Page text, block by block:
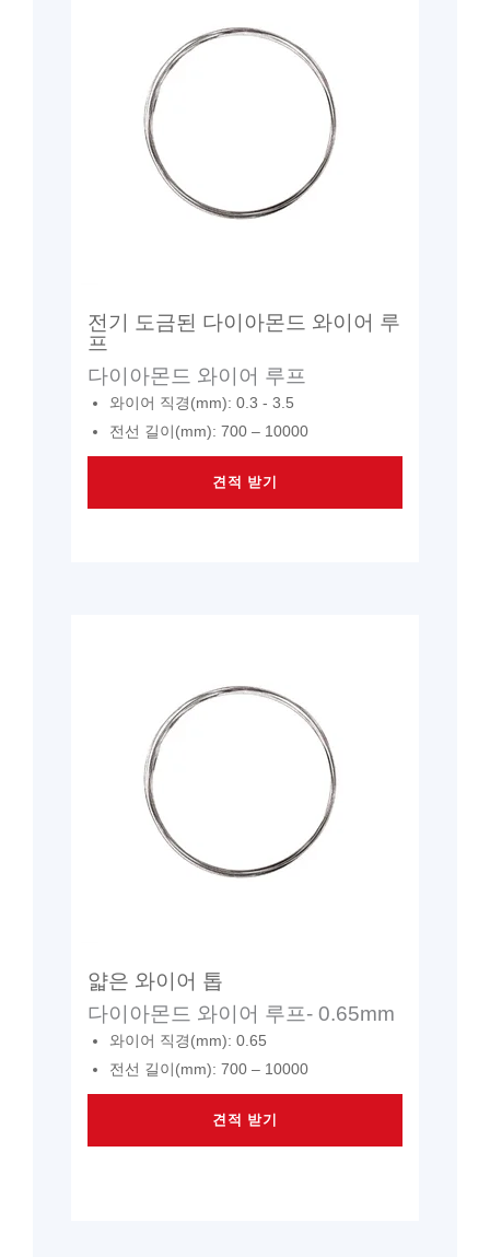
전기 도금된 다이아몬드 와이어 루
프
다이아몬드 와이어 루프
와이어 직경(mm): 0.3 - 3.5
전선 길이(mm): 700 – 10000
견적 받기
얇은 와이어 톱
다이아몬드 와이어 루프- 0.65mm
와이어 직경(mm): 0.65
전선 길이(mm): 700 – 10000
견적 받기